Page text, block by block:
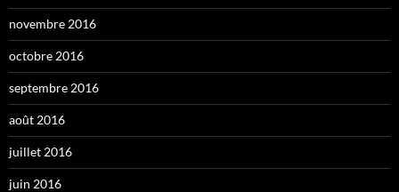
novembre 2016
octobre 2016
septembre 2016
août 2016
juillet 2016
juin 2016